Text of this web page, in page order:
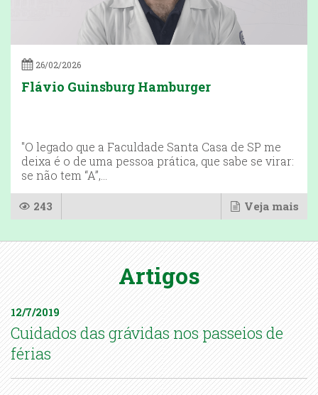
26/02/2026
Flávio Guinsburg Hamburger
"O legado que a Faculdade Santa Casa de SP me
deixa é o de uma pessoa prática, que sabe se virar:
se não tem “A”,...
243 Veja mais
Artigos
12/7/2019
Cuidados das grávidas nos passeios de
férias